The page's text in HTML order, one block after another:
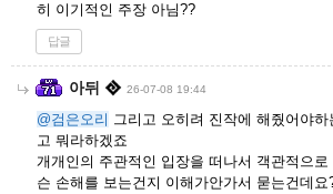
히 이기적인 주장 아님??
답글
아뒤 26-07-08 19:44
@검은오리 그리고 오히려 진작에 해줬어야
고 뭐라하겠죠
개개인의 주관적인 입장을 떠나서 객관적으
슨 손해를 보는건지 이해가안가서 묻는건데요